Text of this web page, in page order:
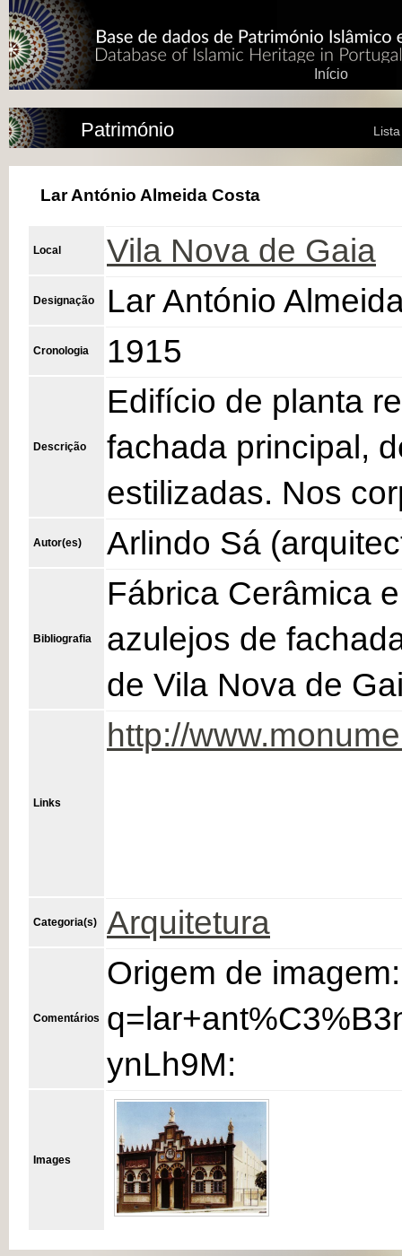
Início
Património
Lar António Almeida Costa
Local Vila Nova de Gaia
Designação Lar António
Cronologia 1915
Descrição
Edifício de planta
fachada principal,
estilizadas. Nos
Autor(es) Arlindo Sá
Bibliografia
Fábrica Cerâmica
azulejos de
de Vila Nova de
Links
http://
Categoria(s) Arquitetura
Comentários
Origem de
ynLh9M:
Images